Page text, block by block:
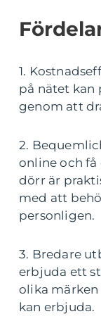
1.
på nätet kan
genom att
2.
online och
dörr är
med att
personligen.
3. Bredare
erbjuda ett
olika märken
kan erbjuda.